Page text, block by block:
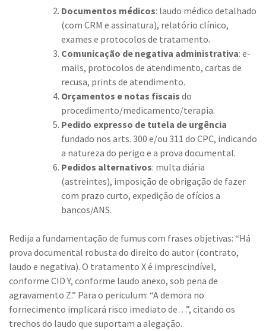
Documentos médicos: laudo médico detalhado
(com CRM e assinatura), relatório clínico,
exames e protocolos de tratamento.
Comunicação de negativa administrativa: e-
mails, protocolos de atendimento, cartas de
recusa, prints de atendimento.
Orçamentos e notas fiscais do
procedimento/medicamento/terapia.
Pedido expresso de tutela de urgência
fundado nos arts. 300 e/ou 311 do CPC, indicando
a natureza do perigo e a prova documental.
Pedidos alternativos: multa diária
(astreintes), imposição de obrigação de fazer
com prazo curto, expedição de ofícios a
bancos/ANS.
Redija a fundamentação de fumus com frases objetivas: “Há
prova documental robusta do direito do autor (contrato,
laudo e negativa). O tratamento X é imprescindível,
conforme CID Y, conforme laudo anexo, sob pena de
agravamento Z.” Para o periculum: “A demora no
fornecimento implicará risco imediato de…”, citando os
trechos do laudo que suportam a alegação.